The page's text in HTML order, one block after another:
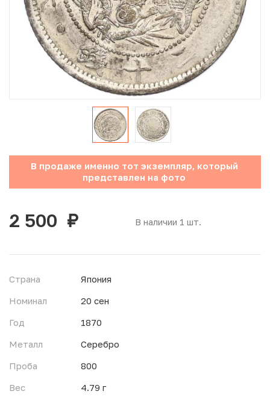
Юбилейные монеты Банка России (с 1999 года)
Памятные и инвестиционные монеты СССР и России
Иностранные монеты
Неофициальные выпуски монет (Unusual)
Античные и средневековые монеты
Наборы монет
Инвестиционные монеты
В продаже именно тот экземпляр, который
представлен на фото
В наличии 1 шт.
2 500 руб.
Страна
Япония
Номинал
20 сен
Год
1870
Металл
Серебро
Проба
800
Вес
4.79 г